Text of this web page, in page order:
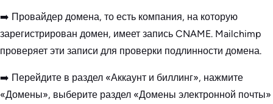
➡️ Провайдер домена, то есть компания, на которую
зарегистрирован домен, имеет запись CNAME. Mailchimp
проверяет эти записи для проверки подлинности домена.
➡️ Перейдите в раздел «Аккаунт и биллинг», нажмите
«Домены», выберите раздел «Домены электронной почты»